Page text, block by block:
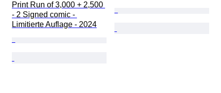
Print Run of 3,000 + 2,500
- 2 Signed comic -
Limitierte Auflage - 2024